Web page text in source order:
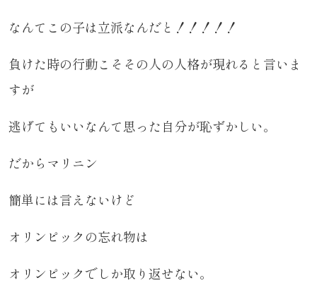
なんてこの子は立派なんだと！！！！！
負けた時の行動こそその人の人格が現れると言いま
すが
逃げてもいいなんて思った自分が恥ずかしい。
だからマリニン
簡単には言えないけど
オリンピックの忘れ物は
オリンピックでしか取り返せない。